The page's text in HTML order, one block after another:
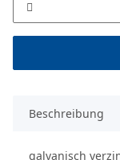
Beschreibung
galvanisch